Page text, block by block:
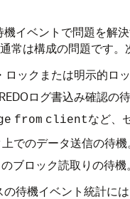
イベントで問題を解
常は構成の問題です
ックまたは明示的ロ
ログ書込み確認の待
from clientなど、
でのデータ送信の待機
ブロック読取りの待機。
待機イベント統計に